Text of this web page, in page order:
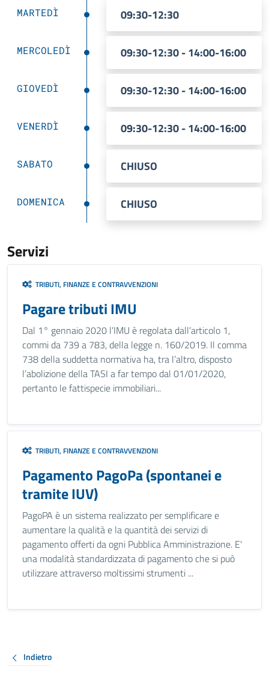
MARTEDÌ 09:30-12:30
MERCOLEDÌ 09:30-12:30 - 14:00-16:00
GIOVEDÌ 09:30-12:30 - 14:00-16:00
VENERDÌ 09:30-12:30 - 14:00-16:00
SABATO CHIUSO
DOMENICA CHIUSO
Servizi
TRIBUTI, FINANZE E CONTRAVVENZIONI
Pagare tributi IMU
Dal 1° gennaio 2020 l’IMU è regolata dall’articolo 1,
commi da 739 a 783, della legge n. 160/2019. Il comma
738 della suddetta normativa ha, tra l’altro, disposto
l’abolizione della TASI a far tempo dal 01/01/2020,
pertanto le fattispecie immobiliari...
TRIBUTI, FINANZE E CONTRAVVENZIONI
Pagamento PagoPa (spontanei e
tramite IUV)
PagoPA è un sistema realizzato per semplificare e
aumentare la qualità e la quantità dei servizi di
pagamento offerti da ogni Pubblica Amministrazione. E'
una modalità standardizzata di pagamento che si può
utilizzare attraverso moltissimi strumenti ...
Indietro